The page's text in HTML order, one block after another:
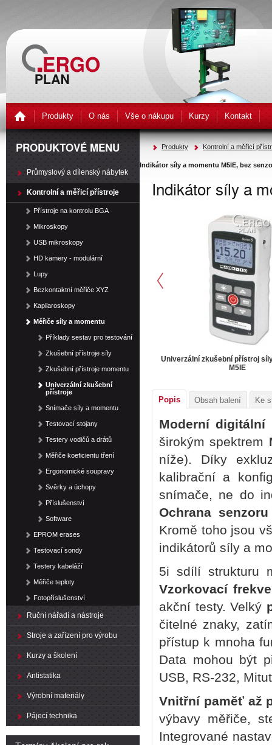
Produkty O nás Vše o nákupu Kurzy Kontakt
Produkty Kontrolní a měřicí
Indikátor síly a momentu M5IE, bez
Indikátor síly a
Univerzální zkušební přístroj
M5IE
Popis Obsah balení Ke
Moderní digitální
širokým spektrem
níže). Díky
kalibrační a
snímače, ne do
Ochrana
Kromě toho jsou
indikátorů síly a
5i sdílí strukturu
Vzorkovací
akční testy. Velký
čitelné znaky,
přístup k mnoha
Data mohou být
USB, RS-232,
Vnitřní paměť až
výbavy měřiče,
Integrované
PRODUKTOVÉ MENU
Průmyslový a dílenský nábytek
Kontrolní a měřicí přístroje
Přístroje na kontrolu BGA
Mikroskopy
USB mikroskopy
HD kamery - modulární
Lupy
Bezkontaktní měřiče XYZ
Kapilaroskopy
Měřiče síly a momentu
Příklady sestav pro testování
Zkušební přístroje síly
Zkušební přístroje momentu
Univerzální zkušební
přístroje
Snímače síly a momentu
Testovací stojany
Testery vodičů a drátů
Měřiče koeficientu tření
Ergonomické soupravy
Svěrky a úchopy
Příslušenství
Software
EPROM erases
Testovací sondy
Testery kabeláží
Měřiče teploty
Fotopříslušenství
Ruční nářadí a nástroje
Stroje a zařízení pro výrobu
Kurzy a školení
Antistatika
Výrobní materiály
Pájecí technika